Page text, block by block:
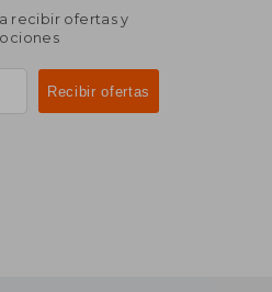
recibir ofertas y